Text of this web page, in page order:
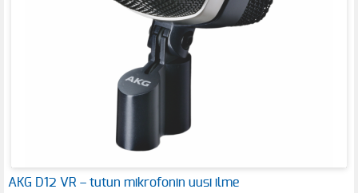
AKG D12 VR – tutun mikrofonin uusi ilme